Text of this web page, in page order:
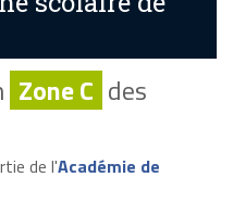
Zone C des
de l'Académie de